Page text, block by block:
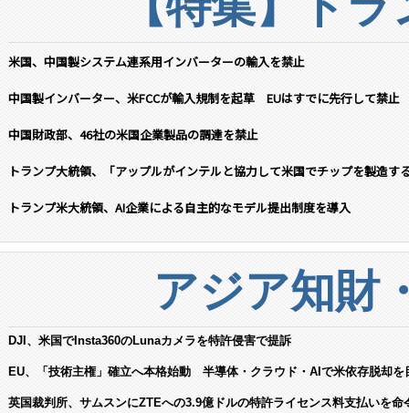
米国、中国製システム連系用インバーターの輸入を禁止
中国製インバーター、米FCCが輸入規制を起草 EUはすでに先行して禁止
中国財政部、46社の米国企業製品の調達を禁止
トランプ大統領、「アップルがインテルと協力して米国でチップを製造す
トランプ米大統領、AI企業による自主的なモデル提出制度を導入
アジア知財
DJI、米国でInsta360のLunaカメラを特許侵害で提訴
EU、「技術主権」確立へ本格始動 半導体・クラウド・AIで米依存脱却を
英国裁判所、サムスンにZTEへの3.9億ドルの特許ライセンス料支払いを命